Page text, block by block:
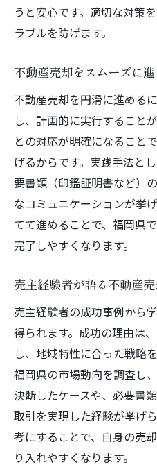
うと安心です。適切な対策
ラブルを防げます。
不動産売却をスムーズに
不動産売却を円滑に進める
し、計画的に実行すること
との対応が明確になること
げるからです。実践手法と
要書類（印鑑証明書など）
なコミュニケーションが挙
てて進めることで、福岡県
完了しやすくなります。
売主経験者が語る不動産
売主経験者の成功事例から
得られます。成功の理由は
し、地域特性に合った戦略
福岡県の市場動向を調査し
決断したケースや、必要書
取引を実現した経験が挙げ
考にすることで、自身の売
り入れやすくなります。